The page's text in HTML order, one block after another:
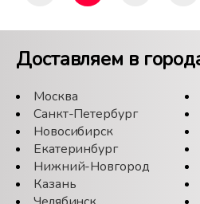
Доставляем в
Москва
Санкт-Петербург
Новосибирск
Екатеринбург
Нижний-Новгород
Казань